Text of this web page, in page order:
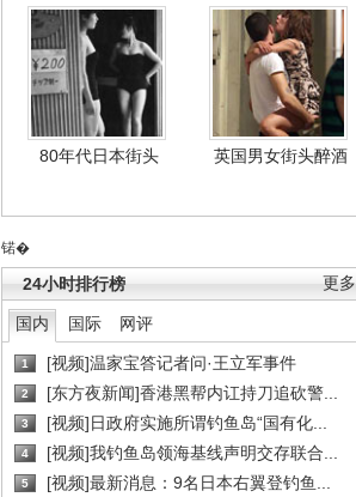
80年代日本街头 英国男女街头醉酒
锘�
更多
24小时排行榜
国内 国际 网评
1 [视频]温家宝答记者问·王立军事件
2 [东方夜新闻]香港黑帮内讧持刀追砍警...
3 [视频]日政府实施所谓钓鱼岛“国有化...
4 [视频]我钓鱼岛领海基线声明交存联合...
5 [视频]最新消息：9名日本右翼登钓鱼...